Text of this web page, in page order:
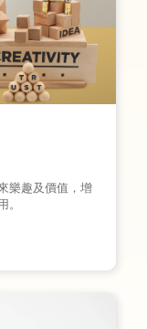
樂趣及價值，增